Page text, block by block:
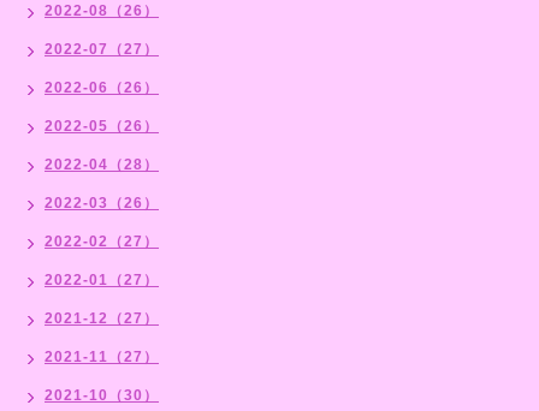
2022-08（26）
2022-07（27）
2022-06（26）
2022-05（26）
2022-04（28）
2022-03（26）
2022-02（27）
2022-01（27）
2021-12（27）
2021-11（27）
2021-10（30）